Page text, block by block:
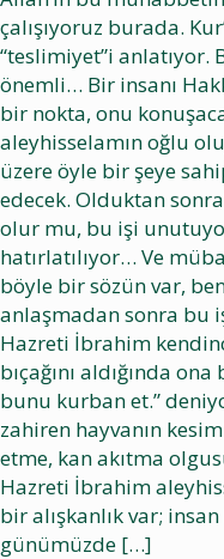
çalışıyoruz burada.
“teslimiyet”i
önemli… Bir insanı
bir nokta, onu
aleyhisselamın oğlu
üzere öyle bir şeye
edecek. Olduktan
olur mu, bu işi
hatırlatılıyor… Ve
böyle bir sözün var,
anlaşmadan sonra bu
Hazreti İbrahim
bıçağını aldığında
bunu kurban et.”
zahiren hayvanın
etme, kan akıtma
Hazreti İbrahim
bir alışkanlık var;
günümüzde […]